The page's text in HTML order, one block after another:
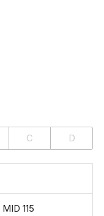
C D
MID 115